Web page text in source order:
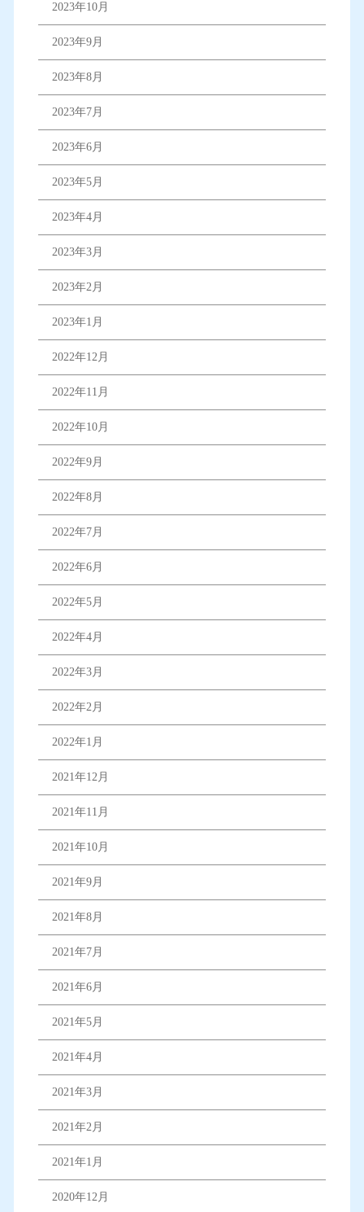
2023年10月
2023年9月
2023年8月
2023年7月
2023年6月
2023年5月
2023年4月
2023年3月
2023年2月
2023年1月
2022年12月
2022年11月
2022年10月
2022年9月
2022年8月
2022年7月
2022年6月
2022年5月
2022年4月
2022年3月
2022年2月
2022年1月
2021年12月
2021年11月
2021年10月
2021年9月
2021年8月
2021年7月
2021年6月
2021年5月
2021年4月
2021年3月
2021年2月
2021年1月
2020年12月